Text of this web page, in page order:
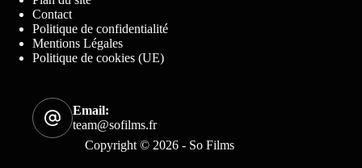
Contact
Politique de confidentialité
Mentions Légales
Politique de cookies (UE)
Email:
team@sofilms.fr
Copyright © 2026 - So Films